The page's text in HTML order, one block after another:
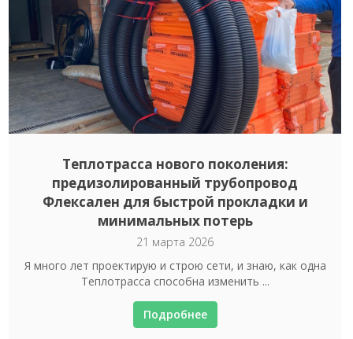
Теплотрасса нового поколения:
предизолированный трубопровод
Флексален для быстрой прокладки и
минимальных потерь
21 марта 2026
Я много лет проектирую и строю сети, и знаю, как одна
Теплотрасса способна изменить ...
Подробнее